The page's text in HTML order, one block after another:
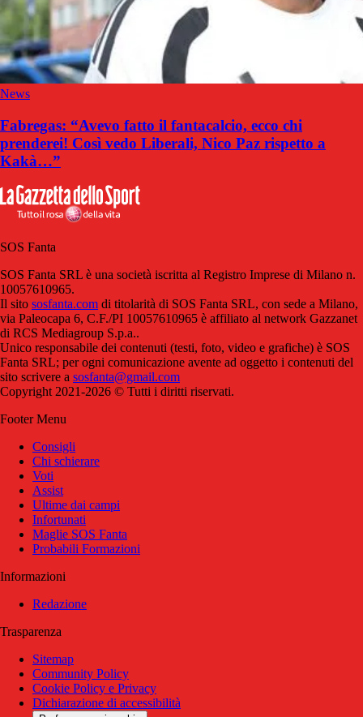
News
Fabregas: “Avevo fatto il fantacalcio, ecco chi
prenderei! Così vedo Liberali, Nico Paz rispetto a
Kakà…”
SOS Fanta
SOS Fanta SRL è una società iscritta al Registro Imprese di Milano n.
10057610965.
Il sito sosfanta.com di titolarità di SOS Fanta SRL, con sede a Milano,
via Paleocapa 6, C.F./PI 10057610965 è affiliato al network Gazzanet
di RCS Mediagroup S.p.a..
Unico responsabile dei contenuti (testi, foto, video e grafiche) è SOS
Fanta SRL; per ogni comunicazione avente ad oggetto i contenuti del
sito scrivere a sosfanta@gmail.com
Copyright 2021-2026 © Tutti i diritti riservati.
Footer Menu
Consigli
Chi schierare
Voti
Assist
Ultime dai campi
Infortunati
Maglie SOS Fanta
Probabili Formazioni
Informazioni
Redazione
Trasparenza
Sitemap
Community Policy
Cookie Policy e Privacy
Dichiarazione di accessibilità